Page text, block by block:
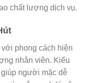
chất lượng dịch vụ.
phong cách hiện
nhân viên. Kiểu
người mặc dễ